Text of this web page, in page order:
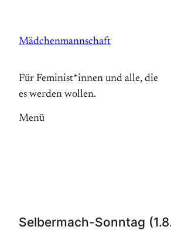
springen
Mädchenmannschaft
Für Feminist*innen und alle, die
es werden wollen.
Menü
Selbermach-Sonntag